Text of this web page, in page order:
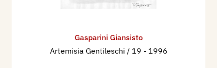
Gasparini Giansisto
Artemisia Gentileschi / 19 - 1996